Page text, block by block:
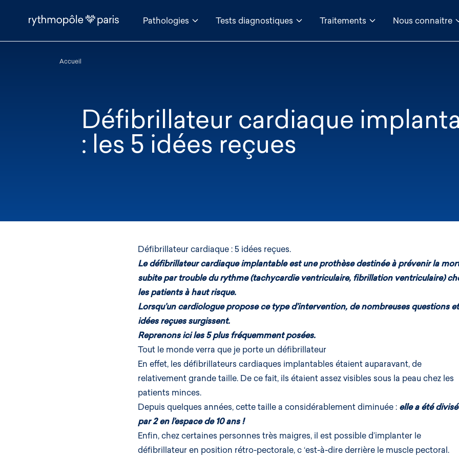
Pathologies Tests diagnostiques Traitements Nous connaitre
Accueil
Défibrillateur cardiaque
: les 5 idées reçues
Défibrillateur cardiaque : 5 idées reçues.
Ledéfibrillateur cardiaque implantableest une prothèse destinée à prévenir la
subite par trouble du rythme (tachycardie ventriculaire, fibrillation ventriculaire)
les patients à haut risque.
Lorsqu’un cardiologue propose ce type d’intervention, de nombreuses questions et
idées reçues surgissent.
Reprenons ici les 5 plus fréquemment posées.
Tout le monde verra que je porte un défibrillateur
En effet, les défibrillateurs cardiaques implantables étaient auparavant, de
relativement grande taille. De ce fait, ils étaient assez visibles sous la peau chez les
patients minces.
Depuis quelques années, cette taille a considérablement diminuée : elle a été
par 2 en l’espace de 10 ans !
Enfin, chez certaines personnes très maigres, il est possible d’implanter le
défibrillateur en position rétro-pectorale, c ‘est-à-dire derrière le muscle pectoral.